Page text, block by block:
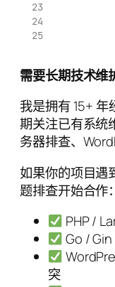
需要长期技术维
我是拥有 15+ 年
期关注已有系统
务器排查、
如果你的项目遇
题排查开始合作：
PHP /
Go /
突